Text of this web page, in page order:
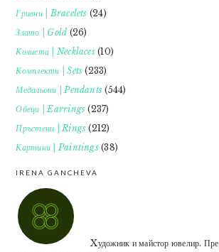
Гривни | Bracelets (24)
Злато | Gold (26)
Колиета | Necklaces(10)
Комплекти | Sets (233)
Медальони | Pendants (544)
Обеци | Earrings (237)
Пръстени | Rings (212)
Картини | Paintings(38)
IRENA GANCHEVA
Xудожник и майстор ювелир.